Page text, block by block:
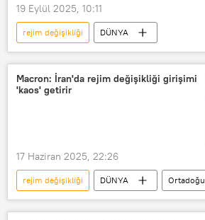
19 Eylül 2025, 10:11
rejim değişikliği
DÜNYA
Venezüella
Nicolas Maduro
ABD
Karayip
Macron: İran'da rejim değişikliği girişimi
'kaos' getirir
17 Haziran 2025, 22:26
rejim değişikliği DÜNYA
Ortadoğu
İran
İsrail
Rejim